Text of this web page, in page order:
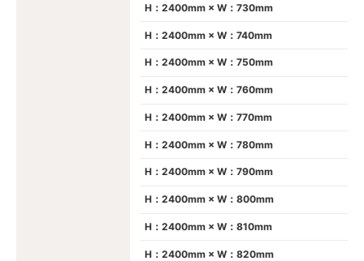
H：2400mm × W：730mm
H：2400mm × W：740mm
H：2400mm × W：750mm
H：2400mm × W：760mm
H：2400mm × W：770mm
H：2400mm × W：780mm
H：2400mm × W：790mm
H：2400mm × W：800mm
H：2400mm × W：810mm
H：2400mm × W：820mm